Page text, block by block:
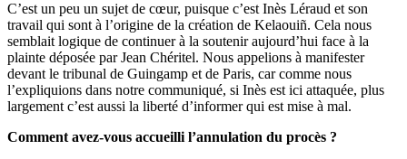
C’est un peu un sujet de cœur, puisque c’est Inès Léraud et son
travail qui sont à l’origine de la création de Kelaouiñ. Cela nous
semblait logique de continuer à la soutenir aujourd’hui face à la
plainte déposée par Jean Chéritel. Nous appelions à manifester
devant le tribunal de Guingamp et de Paris, car comme nous
l’expliquions dans notre communiqué, si Inès est ici attaquée, plus
largement c’est aussi la liberté d’informer qui est mise à mal.
Comment avez-vous accueilli l’annulation du procès ?